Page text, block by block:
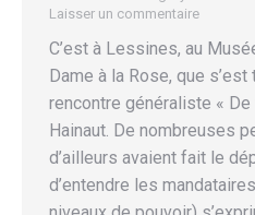
Laisser un commentaire
C’est à Lessines, au
Dame à la Rose, que
rencontre généraliste « De
Hainaut. De nombreuses
d’ailleurs avaient fait le
d’entendre les